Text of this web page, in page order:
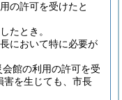
の許可を受けたと
たとき。
において特に必要が
館の利用の許可を受
害を生じても、市長